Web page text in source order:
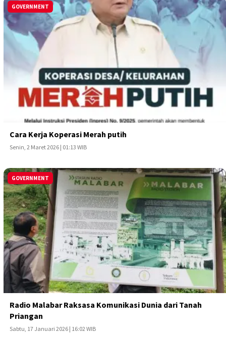
GOVERNMENT
Cara Kerja Koperasi Merah putih
Senin, 2 Maret 2026 | 01:13 WIB
GOVERNMENT
Radio Malabar Raksasa Komunikasi Dunia dari Tanah
Priangan
Sabtu, 17 Januari 2026 | 16:02 WIB